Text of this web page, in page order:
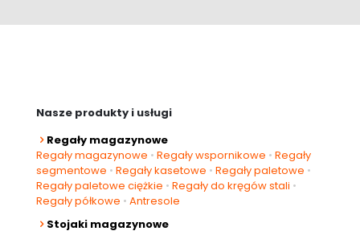
Nasze produkty i usługi
Regały magazynowe
Regały magazynowe • Regały wspornikowe • Regały
segmentowe • Regały kasetowe • Regały paletowe •
Regały paletowe ciężkie • Regały do kręgów stali •
Regały półkowe • Antresole
Stojaki magazynowe